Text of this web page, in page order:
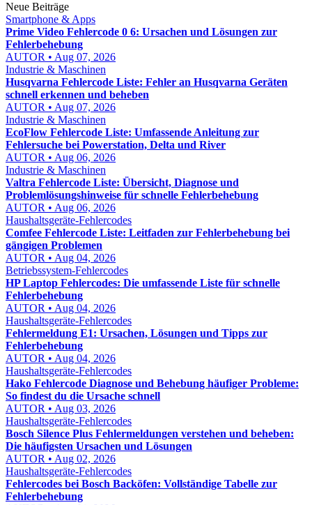
Neue Beiträge
Smartphone & Apps
Prime Video Fehlercode 0 6: Ursachen und Lösungen zur
Fehlerbehebung
AUTOR • Aug 07, 2026
Industrie & Maschinen
Husqvarna Fehlercode Liste: Fehler an Husqvarna Geräten
schnell erkennen und beheben
AUTOR • Aug 07, 2026
Industrie & Maschinen
EcoFlow Fehlercode Liste: Umfassende Anleitung zur
Fehlersuche bei Powerstation, Delta und River
AUTOR • Aug 06, 2026
Industrie & Maschinen
Valtra Fehlercode Liste: Übersicht, Diagnose und
Problemlösungshinweise für schnelle Fehlerbehebung
AUTOR • Aug 06, 2026
Haushaltsgeräte-Fehlercodes
Comfee Fehlercode Liste: Leitfaden zur Fehlerbehebung bei
gängigen Problemen
AUTOR • Aug 04, 2026
Betriebssystem-Fehlercodes
HP Laptop Fehlercodes: Die umfassende Liste für schnelle
Fehlerbehebung
AUTOR • Aug 04, 2026
Haushaltsgeräte-Fehlercodes
Fehlermeldung E1: Ursachen, Lösungen und Tipps zur
Fehlerbehebung
AUTOR • Aug 04, 2026
Haushaltsgeräte-Fehlercodes
Hako Fehlercode Diagnose und Behebung häufiger Probleme:
So findest du die Ursache schnell
AUTOR • Aug 03, 2026
Haushaltsgeräte-Fehlercodes
Bosch Silence Plus Fehlermeldungen verstehen und beheben:
Die häufigsten Ursachen und Lösungen
AUTOR • Aug 02, 2026
Haushaltsgeräte-Fehlercodes
Fehlercodes bei Bosch Backöfen: Vollständige Tabelle zur
Fehlerbehebung